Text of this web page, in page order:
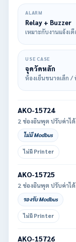
ALARM
Relay + Buzzer
เหมาะกับงานแจ้งเ
USE CASE
จุดวัดหลัก
ห้องเย็นขนาดเล็ก /
AKO-15724
2 ช่องอินพุต ปรับค่าไ
ไม่มี Modbus
ไม่มี Printer
AKO-15725
2 ช่องอินพุต ปรับค่าไ
รองรับ Modbus
ไม่มี Printer
AKO-15726